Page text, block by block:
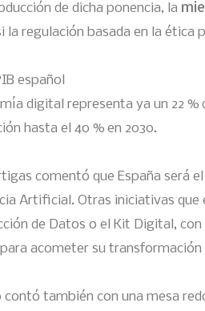
de dicha ponencia, la
la regulación basada en la
español
digital representa ya un 22
hasta el 40 % en 2030.
comentó que España será
Artificial. Otras iniciativas que
de Datos o el Kit Digital,
acometer su
contó también con una mesa